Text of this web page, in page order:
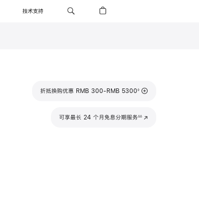
技术支持
折抵换购优惠 RMB 300-RMB 5300注
◊
可享最长 24 个月免息分期服务注
∆∆
(在